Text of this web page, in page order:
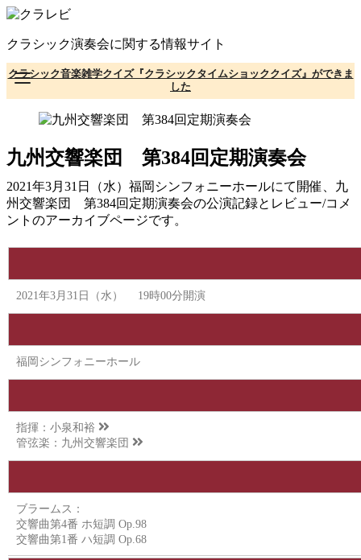
コ
テ
ン
ツ
へ
クラシック演奏会に関する情報サイト
クラシック音楽雑学クイズ『クラシックタイムショッククイズ』ができま
した
九州交響楽団 第384回定期演奏会
2021年3月31日（水）福岡シンフォニーホールにて開催、九
州交響楽団 第384回定期演奏会の公演記録とレビュー/コメ
ントのアーカイブページです。
2021年3月31日（水） 19時00分開演
福岡シンフォニーホール
指揮： 小泉和裕
管弦楽： 九州交響楽団
ブラームス：
交響曲第4番 ホ短調 Op.98
交響曲第1番 ハ短調 Op.68